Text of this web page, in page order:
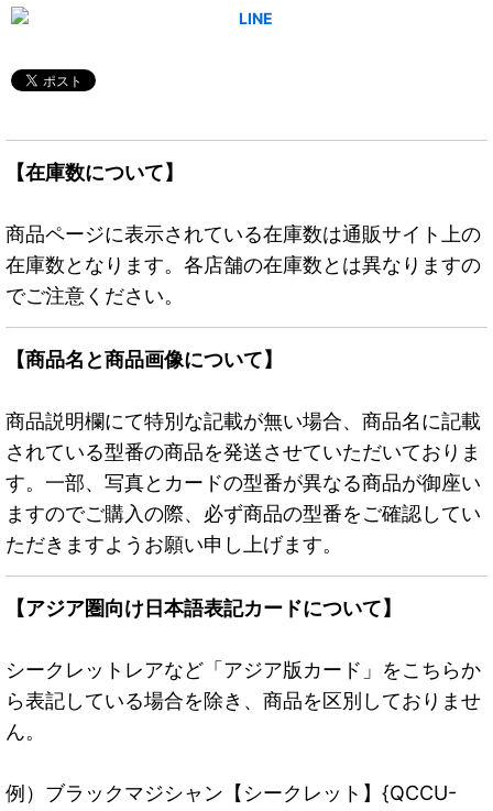
【在庫数について】
商品ページに表示されている在庫数は通販サイト上の
在庫数となります。各店舗の在庫数とは異なりますの
でご注意ください。
【商品名と商品画像について】
商品説明欄にて特別な記載が無い場合、商品名に記載
されている型番の商品を発送させていただいておりま
す。一部、写真とカードの型番が異なる商品が御座い
ますのでご購入の際、必ず商品の型番をご確認してい
ただきますようお願い申し上げます。
【アジア圏向け日本語表記カードについて】
シークレットレアなど「アジア版カード」をこちらか
ら表記している場合を除き、商品を区別しておりませ
ん。
例）ブラックマジシャン【シークレット】{QCCU-